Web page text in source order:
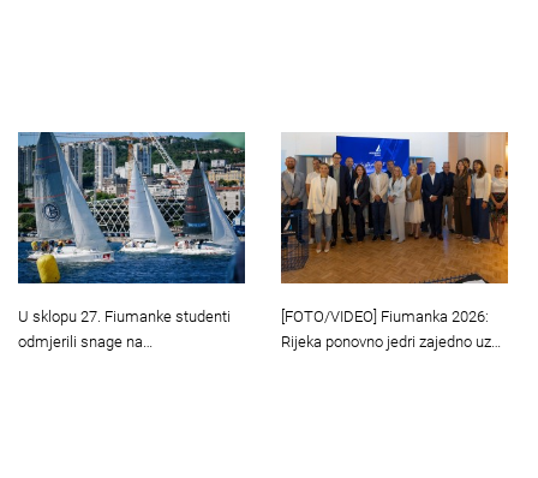
U sklopu 27. Fiumanke studenti
odmjerili snage na…
[FOTO/VIDEO] Fiumanka 2026:
Rijeka ponovno jedri zajedno uz…